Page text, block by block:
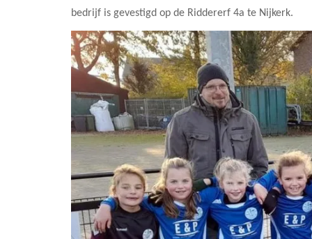
bedrijf is gevestigd op de Riddererf 4a te Nijkerk.